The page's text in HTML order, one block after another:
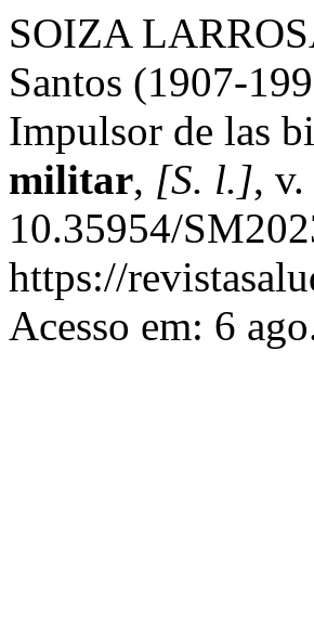
SOIZA
Santos (1907-
Impulsor de las
militar, [S. l.],
10.35954/
https://
Acesso em: 6